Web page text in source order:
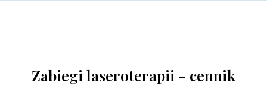
Zabiegi laseroterapii - cennik